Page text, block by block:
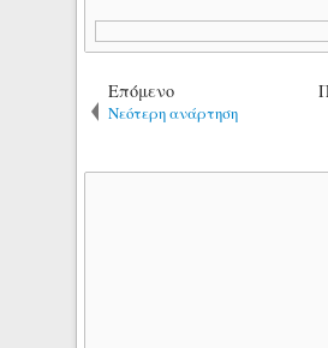
Επόμενο
Νεότερη ανάρτηση